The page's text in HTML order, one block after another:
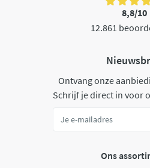
8,8/10
12.861
Ontvang onze
Schrijf je direct in voor
Ons